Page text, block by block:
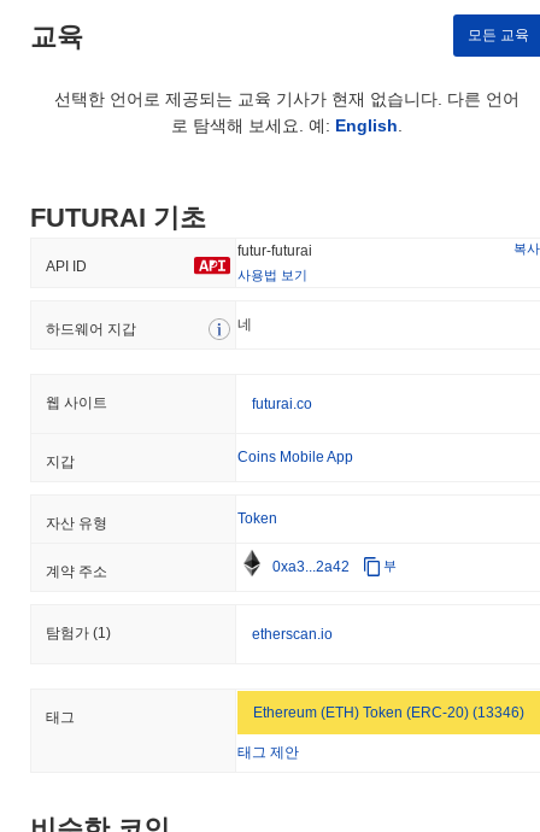
교육 모든 교육
선택한 언어로 제공되는 교육 기사가 현재 없습니다. 다른 언어
로 탐색해 보세요. 예: English
FUTURAI 기초
API ID
futur-futurai
복사
사용법 보기
하드웨어 지갑 네
웹 사이트 futurai.co
지갑 Coins Mobile App
자산 유형 Token
계약 주소 0xa3...2a42 부
탐험가 (1) etherscan.io
태그 Ethereum (ETH) Token (ERC-20) (13346)
태그 제안